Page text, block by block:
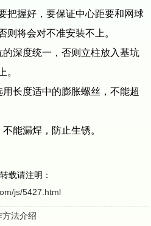
把握好，要保证中心距要和网球
则将会对不准安装不上。
深度统一，否则立柱放入基坑
。
长度适中的膨胀螺丝，不能超
能漏焊，防止生锈。
载请注明：
js/5427.html
法介绍